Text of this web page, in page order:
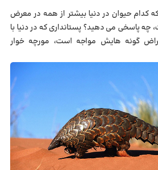
کدام حیوان در دنیا بیشتر از همه در معرض
پاسخی می دهید؟ پستانداری که در دنیا با
گونه هایش مواجه است، مورچه خوار